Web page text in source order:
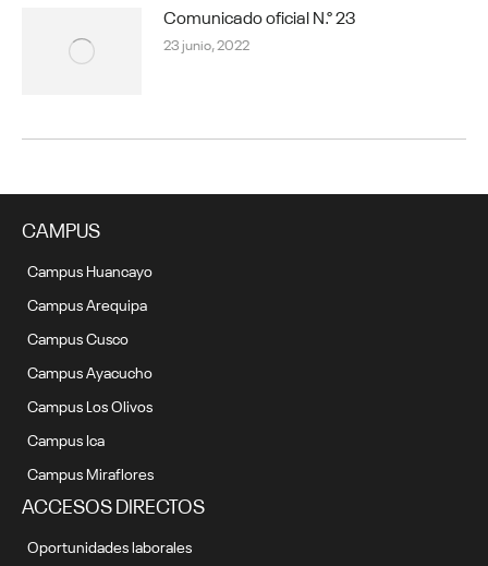
Comunicado oficial N.° 23
23 junio, 2022
CAMPUS
Campus Huancayo
Campus Arequipa
Campus Cusco
Campus Ayacucho
Campus Los Olivos
Campus Ica
Campus Miraflores
ACCESOS DIRECTOS
Oportunidades laborales